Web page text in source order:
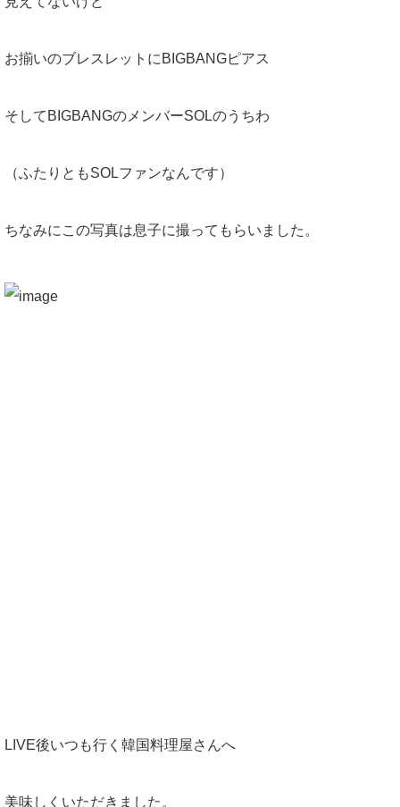
お揃いのブレスレットにBIGBANGピアス
そしてBIGBANGのメンバーSOLのうちわ
（ふたりともSOLファンなんです）
ちなみにこの写真は息子に撮ってもらいました。
LIVE後いつも行く韓国料理屋さんへ
美味しくいただきました。